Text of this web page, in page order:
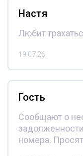
Настя
Любит
19.07.26
Гость
Сообщают о
номера.